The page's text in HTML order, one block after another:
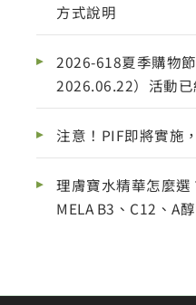
方式說明
2026-618夏季購物
2026.06.22）活動
注意！PIF即將實施
理膚寶水精華怎麼選
MELA B3、C12、A